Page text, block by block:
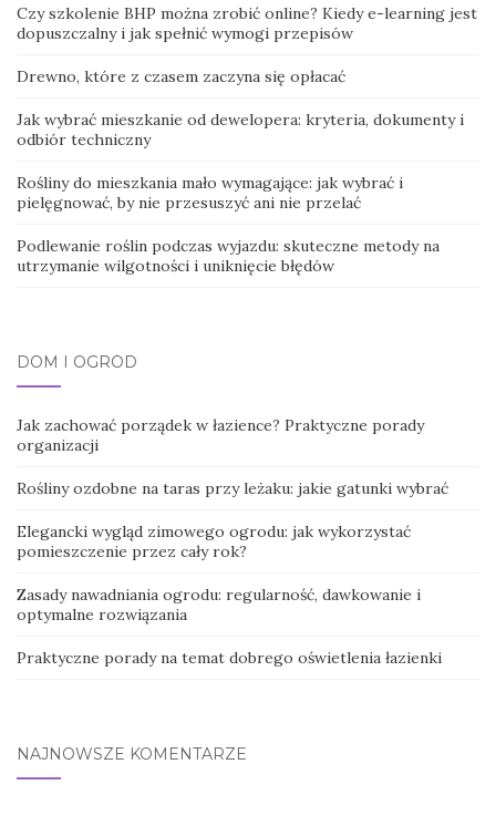
Czy szkolenie BHP można zrobić online? Kiedy e-learning jest
dopuszczalny i jak spełnić wymogi przepisów
Drewno, które z czasem zaczyna się opłacać
Jak wybrać mieszkanie od dewelopera: kryteria, dokumenty i
odbiór techniczny
Rośliny do mieszkania mało wymagające: jak wybrać i
pielęgnować, by nie przesuszyć ani nie przelać
Podlewanie roślin podczas wyjazdu: skuteczne metody na
utrzymanie wilgotności i uniknięcie błędów
DOM I OGRÓD
Jak zachować porządek w łazience? Praktyczne porady
organizacji
Rośliny ozdobne na taras przy leżaku: jakie gatunki wybrać
Elegancki wygląd zimowego ogrodu: jak wykorzystać
pomieszczenie przez cały rok?
Zasady nawadniania ogrodu: regularność, dawkowanie i
optymalne rozwiązania
Praktyczne porady na temat dobrego oświetlenia łazienki
NAJNOWSZE KOMENTARZE